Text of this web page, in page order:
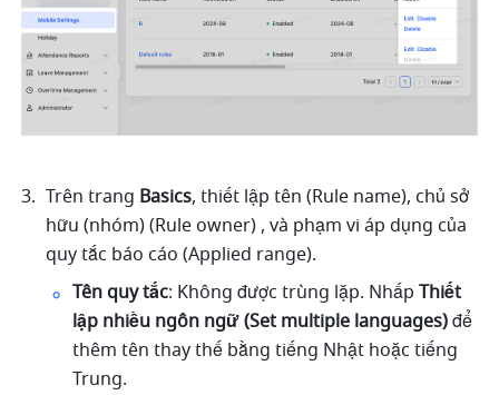
Trên trang Basics, thiết lập tên (Rule name), chủ sở
hữu (nhóm) (Rule owner) , và phạm vi áp dụng của
quy tắc báo cáo (Applied range).
Tên quy tắc: Không được trùng lặp. Nhấp Thiết
lập nhiều ngôn ngữ (Set multiple languages) để
thêm tên thay thế bằng tiếng Nhật hoặc tiếng
Trung.